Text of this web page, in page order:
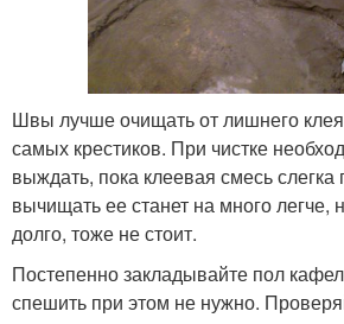
Швы лучше очищать от лишнего
самых крестиков. При чистке
выждать, пока клеевая смесь слегка
вычищать ее станет на много легче,
долго, тоже не стоит.
Постепенно закладывайте пол
спешить при этом не нужно.